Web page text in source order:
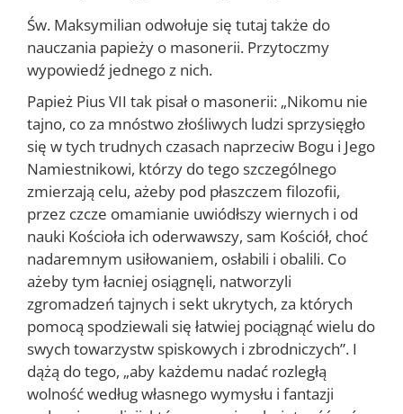
Św. Maksymilian odwołuje się tutaj także do
nauczania papieży o masonerii. Przytoczmy
wypowiedź jednego z nich.
Papież Pius VII tak pisał o masonerii: „Nikomu nie
tajno, co za mnóstwo złośliwych ludzi sprzysięgło
się w tych trudnych czasach naprzeciw Bogu i Jego
Namiestnikowi, którzy do tego szczególnego
zmierzają celu, ażeby pod płaszczem filozofii,
przez czcze omamianie uwiódłszy wiernych i od
nauki Kościoła ich oderwawszy, sam Kościół, choć
nadaremnym usiłowaniem, osłabili i obalili. Co
ażeby tym łacniej osiągnęli, natworzyli
zgromadzeń tajnych i sekt ukrytych, za których
pomocą spodziewali się łatwiej pociągnąć wielu do
swych towarzystw spiskowych i zbrodniczych”. I
dążą do tego, „aby każdemu nadać rozległą
wolność według własnego wymysłu i fantazji